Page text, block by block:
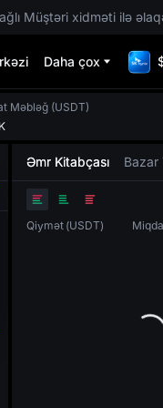
Müştəri xidməti ilə
Daha çox
Məbləğ (USDT)
Əmr Kitabçası Bazar
Qiymət (USDT)